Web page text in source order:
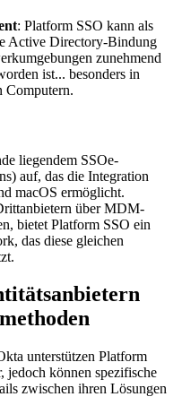
: Platform SSO kann als
Active Directory-Bindung
zunehmend
ist... besonders in
Computern.
liegendem SSOe-
auf, das die Integration
macOS ermöglicht.
über MDM-
bietet Platform SSO ein
das diese gleichen
unterstützen Platform
jedoch können spezifische
zwischen ihren Lösungen